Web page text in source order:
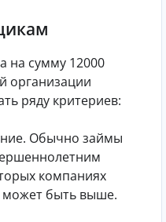
на сумму 12000
организации
ряду критериев:
Обычно займы
компаниях
быть выше.